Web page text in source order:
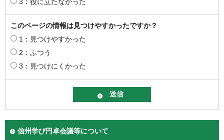
このページの情報は見つけやすかったですか？
1：見つけやすかった
2：ふつう
3：見つけにくかった
信州学び円卓会議等について